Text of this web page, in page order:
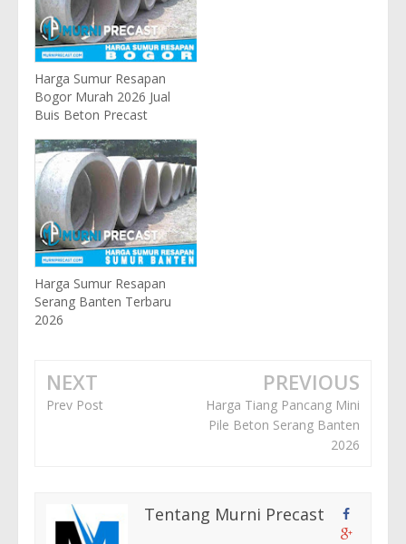
Harga Sumur Resapan
Bogor Murah 2026 Jual
Buis Beton Precast
Harga Sumur Resapan
Serang Banten Terbaru
2026
NEXT
Prev Post
PREVIOUS
Harga Tiang Pancang Mini
Pile Beton Serang Banten
2026
Tentang Murni Precast